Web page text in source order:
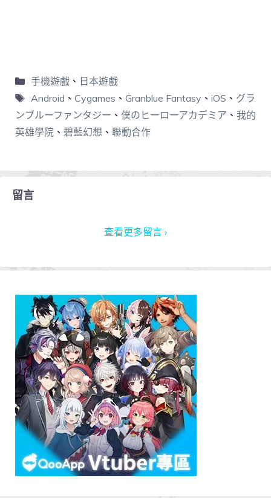
手機遊戲、 日本遊戲
Android 、 Cygames 、 Granblue Fantasy 、 iOS 、 グラ
ンブルーファンタジー 、 僕のヒーローアカデミア 、 我的
英雄學院 、 碧藍幻想 、 聯動合作
留言
查看更多留言 ›